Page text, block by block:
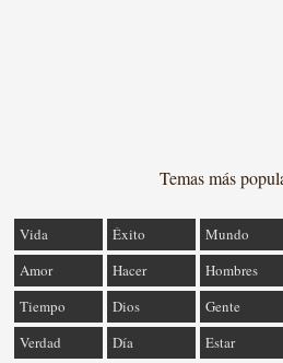
Temas más
Vida Éxito Mundo
Amor
Hacer Hombres
Tiempo
Dios Gente
Verdad
Día Estar